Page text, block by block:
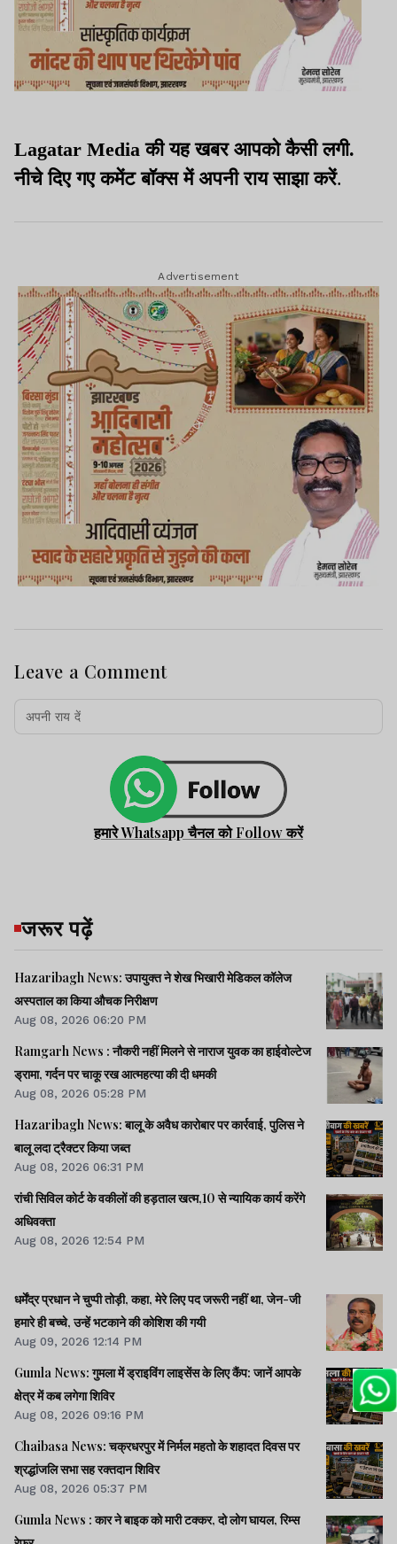
Lagatar Media की यह खबर आपको कैसी लगी.
नीचे दिए गए कमेंट बॉक्स में अपनी राय साझा करें.
Advertisement
Leave a Comment
हमारे Whatsapp चैनल को Follow करें
जरूर पढ़ें
Hazaribagh News: उपायुक्त ने शेख भिखारी मेडिकल कॉलेज
अस्पताल का किया औचक निरीक्षण
Aug 08, 2026 06:20 PM
Ramgarh News : नौकरी नहीं मिलने से नाराज युवक का हाईवोल्टेज
ड्रामा, गर्दन पर चाकू रख आत्महत्या की दी धमकी
Aug 08, 2026 05:28 PM
Hazaribagh News: बालू के अवैध कारोबार पर कार्रवाई, पुलिस ने
बालू लदा ट्रैक्टर किया जब्त
Aug 08, 2026 06:31 PM
रांची सिविल कोर्ट के वकीलों की हड़ताल खत्म,10 से न्यायिक कार्य करेंगे
अधिवक्ता
Aug 08, 2026 12:54 PM
धर्मेंद्र प्रधान ने चुप्पी तोड़ी, कहा, मेरे लिए पद जरूरी नहीं था, जेन-जी
हमारे ही बच्चे, उन्हें भटकाने की कोशिश की गयी
Aug 09, 2026 12:14 PM
Gumla News: गुमला में ड्राइविंग लाइसेंस के लिए कैंप: जानें आपके
क्षेत्र में कब लगेगा शिविर
Aug 08, 2026 09:16 PM
Chaibasa News: चक्रधरपुर में निर्मल महतो के शहादत दिवस पर
श्रद्धांजलि सभा सह रक्तदान शिविर
Aug 08, 2026 05:37 PM
Gumla News : कार ने बाइक को मारी टक्कर, दो लोग घायल, रिम्स